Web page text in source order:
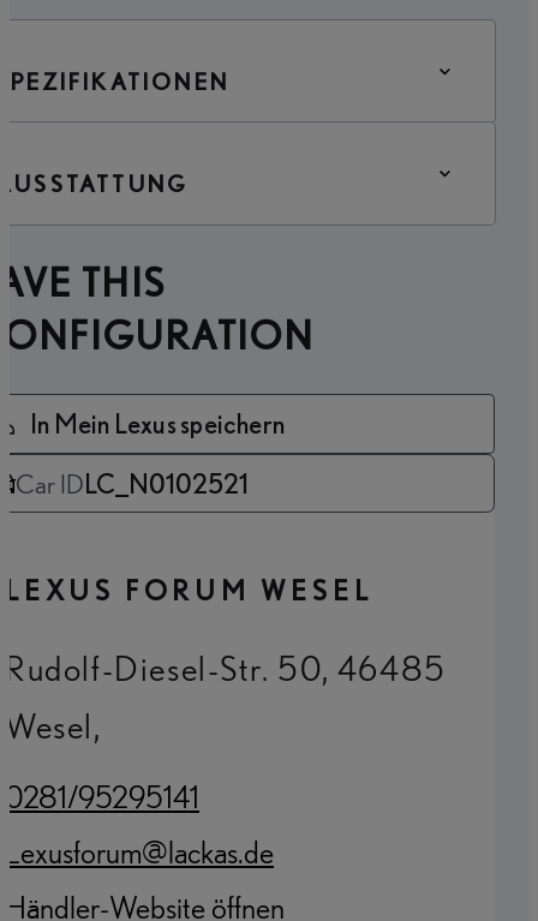
THIS
In Mein Lexus speichern
Car IDLC_N0102521
LEXUS FORUM WESEL
Rudolf-Diesel-Str. 50, 46485
Wesel,
0281/95295141
(Opens in new tab)
Lexusforum@lackas.de
(Opens in new tab)
Händler-Website öffnen